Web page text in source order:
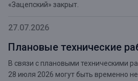
«Зацепский» закрыт.
27.07.2026
Плановые технические
В связи с плановыми техническими
28 июля 2026 могут быть временно